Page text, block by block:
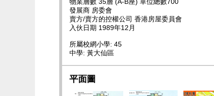
發展商 房委會
賣方/賣方的控權公司 香港房屋委員會
入伙日期 1989年12月
所屬校網小學: 45
中學: 黃大仙區
平面圖